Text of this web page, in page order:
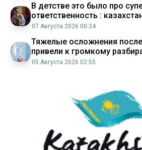
В детстве это было про
ответственность :
паук о новом фильме,
07 Августа 2026 00:24
Тяжелые осложнения
привели к громкому
05 Августа 2026 02:55